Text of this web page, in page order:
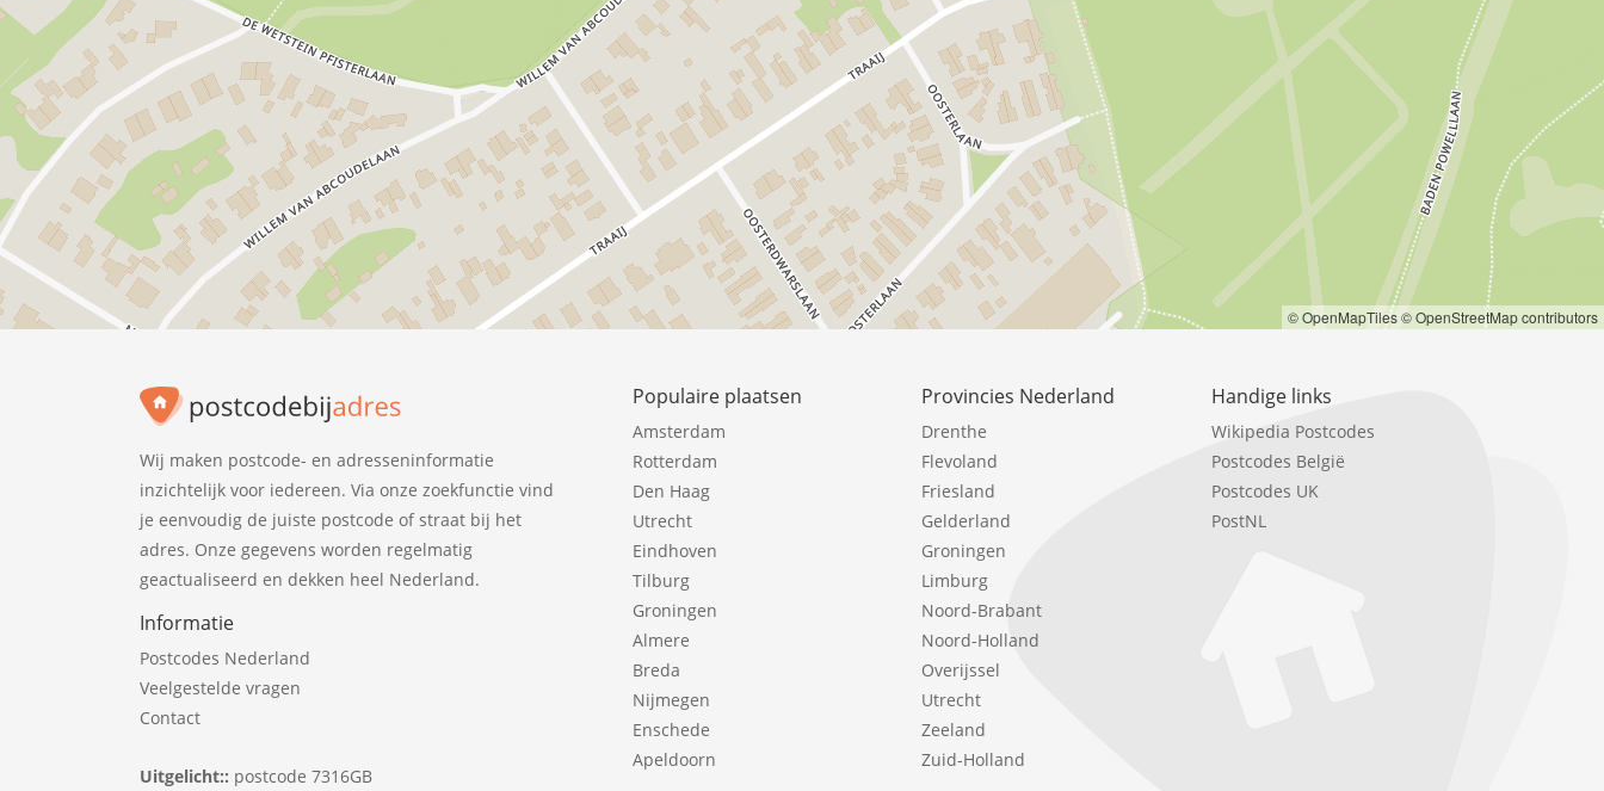
© OpenMapTiles© OpenStreetMap contributors
Wij maken postcode- en adresseninformatie
inzichtelijk voor iedereen. Via onze zoekfunctie vind
je eenvoudig de juiste postcode of straat bij het
adres. Onze gegevens worden regelmatig
geactualiseerd en dekken heel Nederland.
Informatie
Postcodes Nederland
Veelgestelde vragen
Contact
Uitgelicht:: postcode 7316GB
Populaire plaatsen
Amsterdam
Rotterdam
Den Haag
Utrecht
Eindhoven
Tilburg
Groningen
Almere
Breda
Nijmegen
Enschede
Apeldoorn
Provincies Nederland
Drenthe
Flevoland
Friesland
Gelderland
Groningen
Limburg
Noord-Brabant
Noord-Holland
Overijssel
Utrecht
Zeeland
Zuid-Holland
Handige links
Wikipedia Postcodes
Postcodes België
Postcodes UK
PostNL